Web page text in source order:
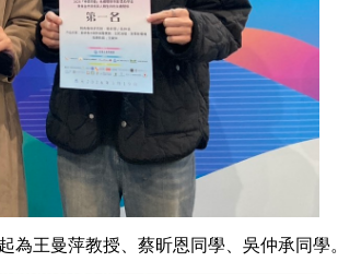
王曼萍教授、蔡昕恩同學、吳仲承同學。